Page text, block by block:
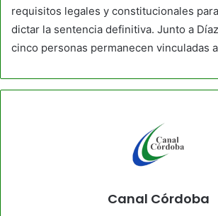
requisitos legales y constitucionales
dictar la sentencia definitiva. Junto a
cinco personas permanecen vinculadas
Canal Córdoba